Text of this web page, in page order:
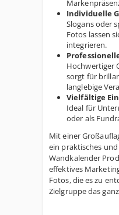
Individuelle
Slogans oder
Fotos lassen
integrieren.
Hochwertiger
sorgt für
langlebige
Vielfältige
Ideal für
oder als
Mit einer
ein praktisches
Wandkalender
effektives
Fotos, die es zu
Zielgruppe das